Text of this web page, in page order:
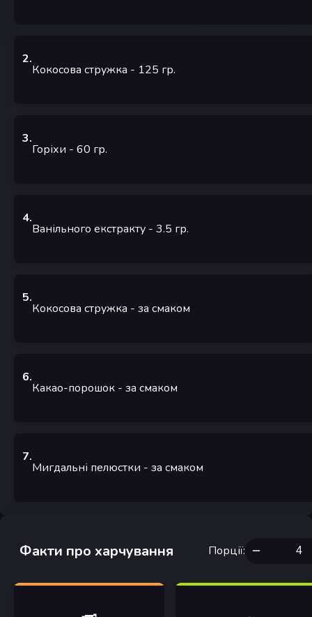
2.
Кокосова стружка - 125 гр.
3.
Горіхи - 60 гр.
4.
Ванільного екстракту - 3.5 гр.
5.
Кокосова стружка - за смаком
6.
Какао-порошок - за смаком
7.
Мигдальні пелюстки - за смаком
Факти про харчування Порції: